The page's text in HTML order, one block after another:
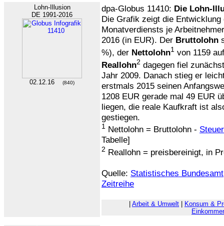
Lohn-Illusion
DE 1991-2016
02.12.16 (840)
dpa-Globus 11410: Die Lohn-
Die Grafik zeigt die
Monatverdiensts je
2016 (in EUR). Der Bruttolohn
%), der Nettolohn1 von 1159
Reallohn2 dagegen fiel
Jahr 2009. Danach stieg er
erstmals 2015 seinen
1208 EUR gerade mal 49 EUR
liegen, die reale Kaufkraft ist
gestiegen.
1 Nettolohn = Bruttolohn -
Tabelle]
2 Reallohn = preisbereinigt, in
Quelle: Statistisches Bundesamt
Zeitreihe
Arbeit & Umwelt
Konsum &